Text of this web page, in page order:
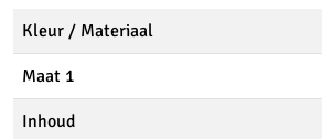
Kleur / Materiaal
Maat 1
Inhoud